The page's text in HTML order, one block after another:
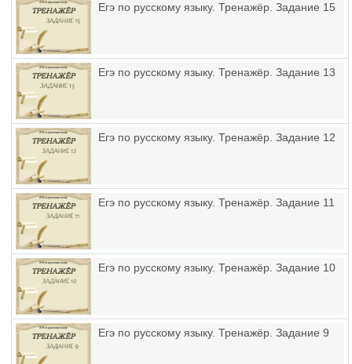
Егэ по русскому языку. Тренажёр. Задание 15
Егэ по русскому языку. Тренажёр. Задание 13
Егэ по русскому языку. Тренажёр. Задание 12
Егэ по русскому языку. Тренажёр. Задание 11
Егэ по русскому языку. Тренажёр. Задание 10
Егэ по русскому языку. Тренажёр. Задание 9